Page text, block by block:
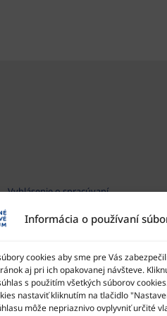
Informácia o používaní
cookies aby sme pre Vás
aj pri ich opakovanej návšteve.
s použitím všetkých súborov
nastaviť kliknutím na tlačidlo
môže nepriaznivo ovplyvniť určité
Vyhlásenie o spracúvaní
Všeobecné podmienky súťaží
cookies
Vyhlásenie o prístupnosti
Správca obsahu